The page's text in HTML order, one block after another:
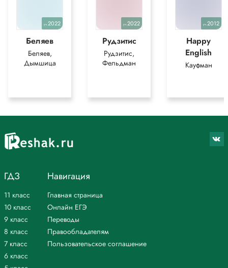
уч.2022
Беляев
Беляев,
Дымшица
уч.2022
Рудзитис
Рудзитис,
Фельдман
уч.2012
Happy
English
Кауфман
ГДЗ
11 класс
10 класс
9 класс
8 класс
7 класс
6 класс
Навигация
Главная страница
Онлайн ЕГЭ
Переводы
Правообладателям
Пользовательское соглашение